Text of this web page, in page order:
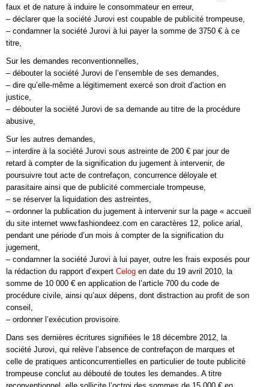
faux et de nature à induire le consommateur en erreur,
– déclarer que la société Jurovi est coupable de publicité trompeuse,
– condamner la société Jurovi à lui payer la somme de 3750 € à ce
titre,
Sur les demandes reconventionnelles,
– débouter la société Jurovi de l’ensemble de ses demandes,
– dire qu’elle-même a légitimement exercé son droit d’action en
justice,
– débouter la société Jurovi de sa demande au titre de la procédure
abusive,
Sur les autres demandes,
– interdire à la société Jurovi sous astreinte de 200 € par jour de
retard à compter de la signification du jugement à intervenir, de
poursuivre tout acte de contrefaçon, concurrence déloyale et
parasitaire ainsi que de publicité commerciale trompeuse,
– se réserver la liquidation des astreintes,
– ordonner la publication du jugement à intervenir sur la page « accueil
du site internet www.fashiondeez.com en caractères 12, police arial,
pendant une période d’un mois à compter de la signification du
jugement,
– condamner la société Jurovi à lui payer, outre les frais exposés pour
la rédaction du rapport d’expert Celog en date du 19 avril 2010, la
somme de 10 000 € en application de l’article 700 du code de
procédure civile, ainsi qu’aux dépens, dont distraction au profit de son
conseil,
– ordonner l’exécution provisoire.
Dans ses dernières écritures signifiées le 18 décembre 2012, la
société Jurovi, qui relève l’absence de contrefaçon de marques et
celle de pratiques anticoncurrentielles en particulier de toute publicité
trompeuse conclut au débouté de toutes les demandes. A titre